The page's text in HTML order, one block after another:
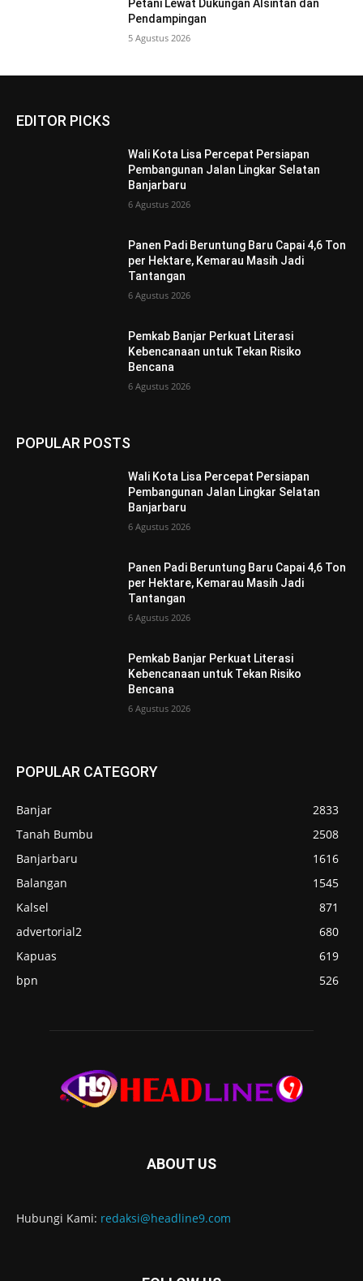
Petani Lewat Dukungan Alsintan dan
Pendampingan
5 Agustus 2026
EDITOR PICKS
Wali Kota Lisa Percepat Persiapan
Pembangunan Jalan Lingkar Selatan
Banjarbaru
6 Agustus 2026
Panen Padi Beruntung Baru Capai 4,6 Ton
per Hektare, Kemarau Masih Jadi
Tantangan
6 Agustus 2026
Pemkab Banjar Perkuat Literasi
Kebencanaan untuk Tekan Risiko
Bencana
6 Agustus 2026
POPULAR POSTS
Wali Kota Lisa Percepat Persiapan
Pembangunan Jalan Lingkar Selatan
Banjarbaru
6 Agustus 2026
Panen Padi Beruntung Baru Capai 4,6 Ton
per Hektare, Kemarau Masih Jadi
Tantangan
6 Agustus 2026
Pemkab Banjar Perkuat Literasi
Kebencanaan untuk Tekan Risiko
Bencana
6 Agustus 2026
POPULAR CATEGORY
Banjar
2833
Tanah Bumbu
2508
Banjarbaru
1616
Balangan
1545
Kalsel
871
advertorial2
680
Kapuas
619
bpn
526
ABOUT US
Hubungi Kami: redaksi@headline9.com